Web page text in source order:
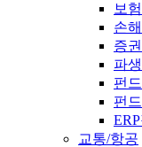
보
손
증
파
펀
펀
교통/항공